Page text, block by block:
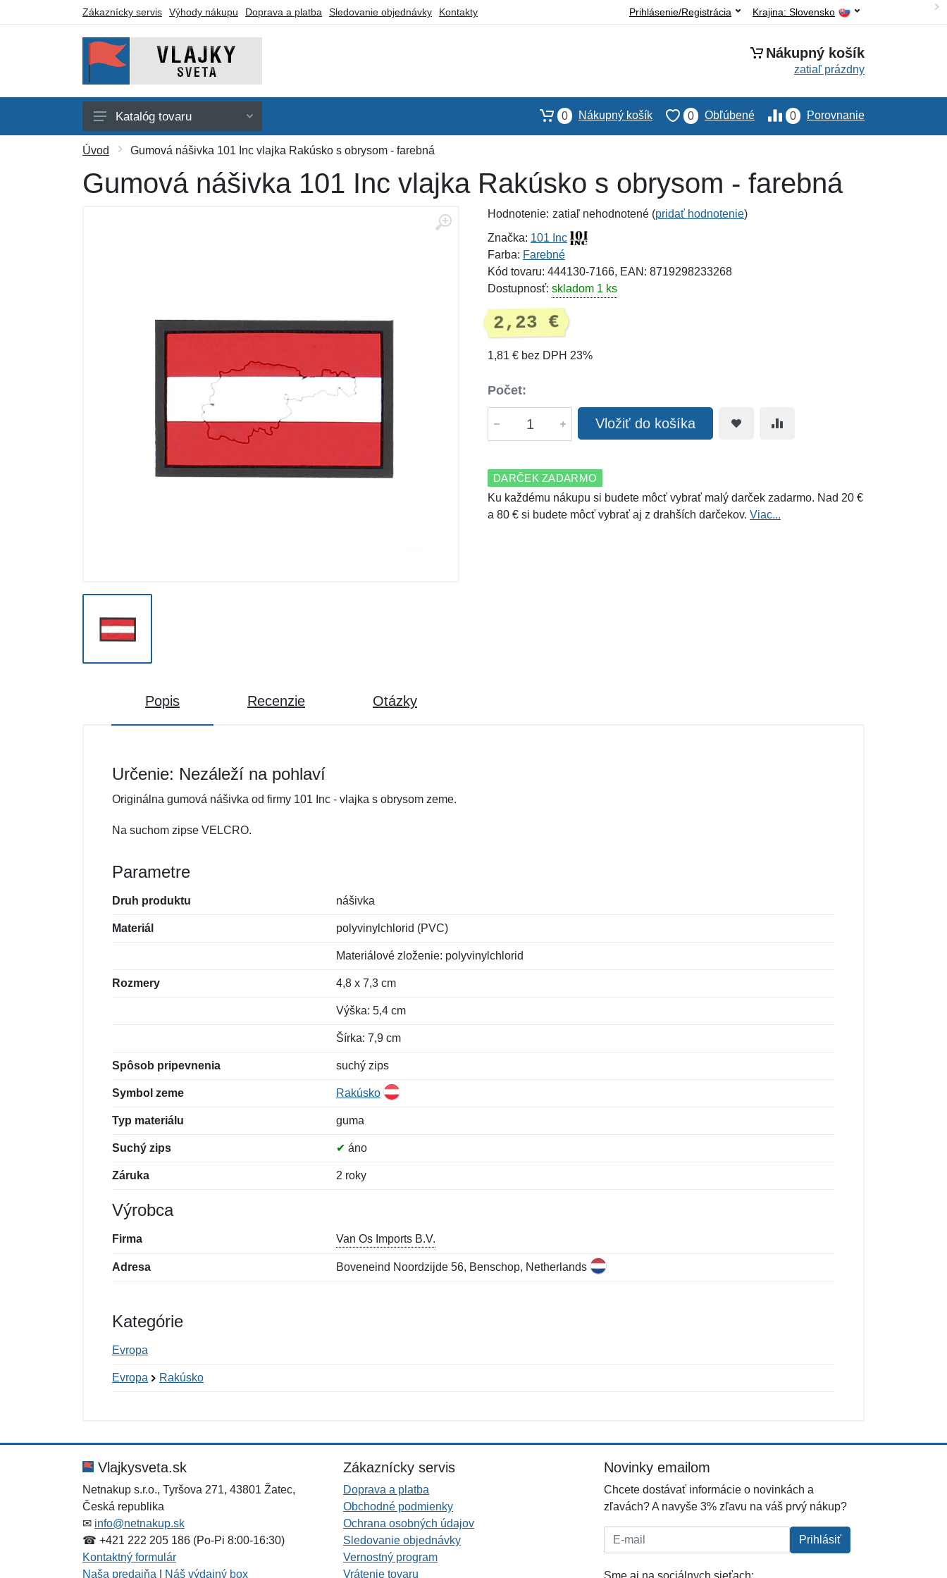
Zákaznícky servis Výhody nákupu Doprava a platba Sledovanie objednávky Kontakty Krajina: Slovensko
Prihlásenie/Registrácia
Nákupný košík
zatiaľ prázdny
Afrika
Amerika
Katalóg tovaru 0 Porovnanie
0 Obľúbené
0 Nákupný košík
Úvod Gumová nášivka 101 Inc vlajka Rakúsko s obrysom - farebná
Gumová nášivka 101 Inc vlajka Rakúsko s obrysom - farebná
Hodnotenie: zatiaľ nehodnotené (pridať hodnotenie)
Značka: 101 Inc
Farba: Farebné
Kód tovaru: 444130-7166, EAN: 8719298233268
Dostupnosť: skladom 1 ks
2,23 €
1,81 € bez DPH 23%
Počet:
Vložiť do košíka
DARČEK ZADARMO
Ku každému nákupu si budete môcť vybrať malý darček zadarmo. Nad 20 €
a 80 € si budete môcť vybrať aj z drahších darčekov. Viac...
Popis Recenzie Otázky
Určenie: Nezáleží na pohlaví
Originálna gumová nášivka od firmy 101 Inc - vlajka s obrysom zeme.
Na suchom zipse VELCRO.
Parametre
Druh produktu nášivka
Materiál polyvinylchlorid (PVC)
Materiálové zloženie: polyvinylchlorid
Rozmery 4,8 x 7,3 cm
Výška: 5,4 cm
Šírka: 7,9 cm
Spôsob pripevnenia suchý zips
Symbol zeme Rakúsko
Typ materiálu guma
Suchý zips ✔ áno
Záruka 2 roky
Výrobca
Firma Van Os Imports B.V.
Adresa Boveneind Noordzijde 56, Benschop, Netherlands
Kategórie
Evropa
Evropa Rakúsko
Správa*
Správa*
Vlajkysveta.sk
Netnakup s.r.o., Tyršova 271, 43801 Žatec,
Česká republika
✉ info@netnakup.sk
☎ +421 222 205 186 (Po-Pi 8:00-16:30)
Kontaktný formulár
Naša predajňa
Náš výdajný box
Zákaznícky servis
Doprava a platba
Obchodné podmienky
Ochrana osobných údajov
Sledovanie objednávky
Vernostný program
Vrátenie tovaru
Novinky emailom
Chcete dostávať informácie o novinkách a
zľavách? A navyše 3% zľavu na váš prvý nákup?
E-mail: Prihlásiť
Sme aj na sociálnych sieťach: